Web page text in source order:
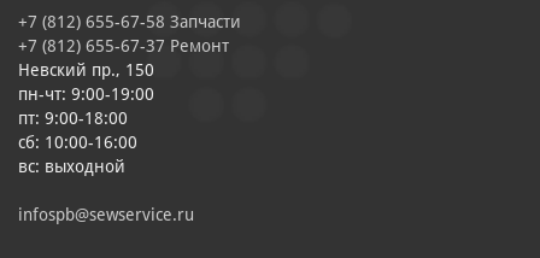
+7 (812) 655-67-58 Запчасти
+7 (812) 655-67-37 Ремонт
Невский пр., 150
пн-чт: 9:00-19:00
пт: 9:00-18:00
сб: 10:00-16:00
вс: выходной
infospb@sewservice.ru